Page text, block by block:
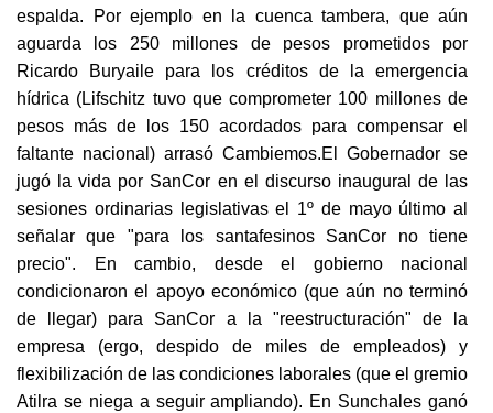
espalda. Por ejemplo en la cuenca tambera, que aún
aguarda los 250 millones de pesos prometidos por
Ricardo Buryaile para los créditos de la emergencia
hídrica (Lifschitz tuvo que comprometer 100 millones de
pesos más de los 150 acordados para compensar el
faltante nacional) arrasó Cambiemos.El Gobernador se
jugó la vida por SanCor en el discurso inaugural de las
sesiones ordinarias legislativas el 1º de mayo último al
señalar que "para los santafesinos SanCor no tiene
precio". En cambio, desde el gobierno nacional
condicionaron el apoyo económico (que aún no terminó
de llegar) para SanCor a la "reestructuración" de la
empresa (ergo, despido de miles de empleados) y
flexibilización de las condiciones laborales (que el gremio
Atilra se niega a seguir ampliando). En Sunchales ganó